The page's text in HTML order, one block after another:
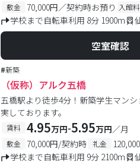
敷金 70,000円／契約時お預り 入館料
学校まで自転車利用 8分 1900m
空室確認
#新築
（仮称）アルク五橋
五橋駅より徒歩4分！新築学生マン
実しております。
賃料 4.95万円-5.95万円／月
敷金 70,000円/契約時 礼金
学校まで自転車利用 9分 2100m